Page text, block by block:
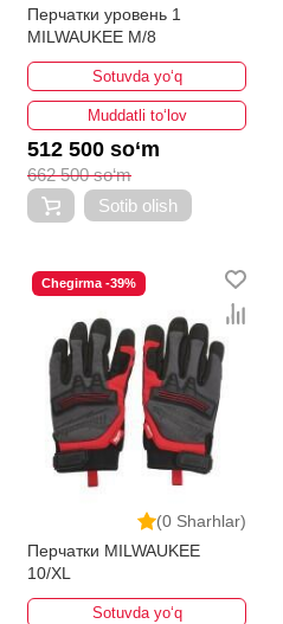
Перчатки уровень 1
MILWAUKEE M/8
Sotuvda yo‘q
Muddatli to‘lov
512 500 so‘m
662 500 so‘m
Sotib olish
(0 Sharhlar)
Chegirma -39%
Перчатки MILWAUKEE
10/XL
Sotuvda yo‘q